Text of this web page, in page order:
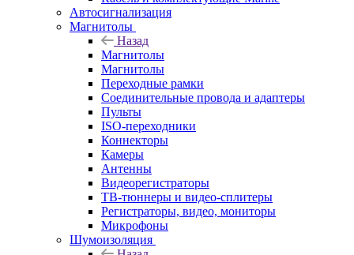
Автосигнализация
Магнитолы
Назад
Магнитолы
Магнитолы
Переходные рамки
Соединительные провода и адаптеры
Пульты
ISO-переходники
Коннекторы
Камеры
Антенны
Видеорегистраторы
ТВ-тюннеры и видео-сплитеры
Регистраторы, видео, мониторы
Микрофоны
Шумоизоляция